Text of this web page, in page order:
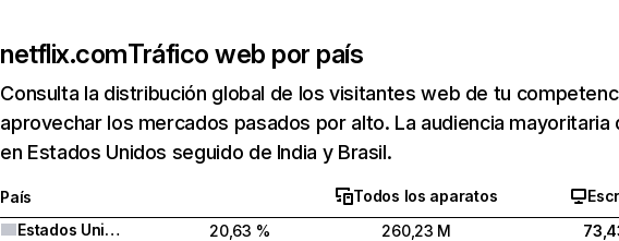
netflix.comTráfico web por país
Consulta la distribución global de los visitantes web de tu
aprovechar los mercados pasados por alto. La audiencia
en Estados Unidos seguido de India y Brasil.
País Todos los aparatos
Estados Unidos
20,63 % 260,23 M